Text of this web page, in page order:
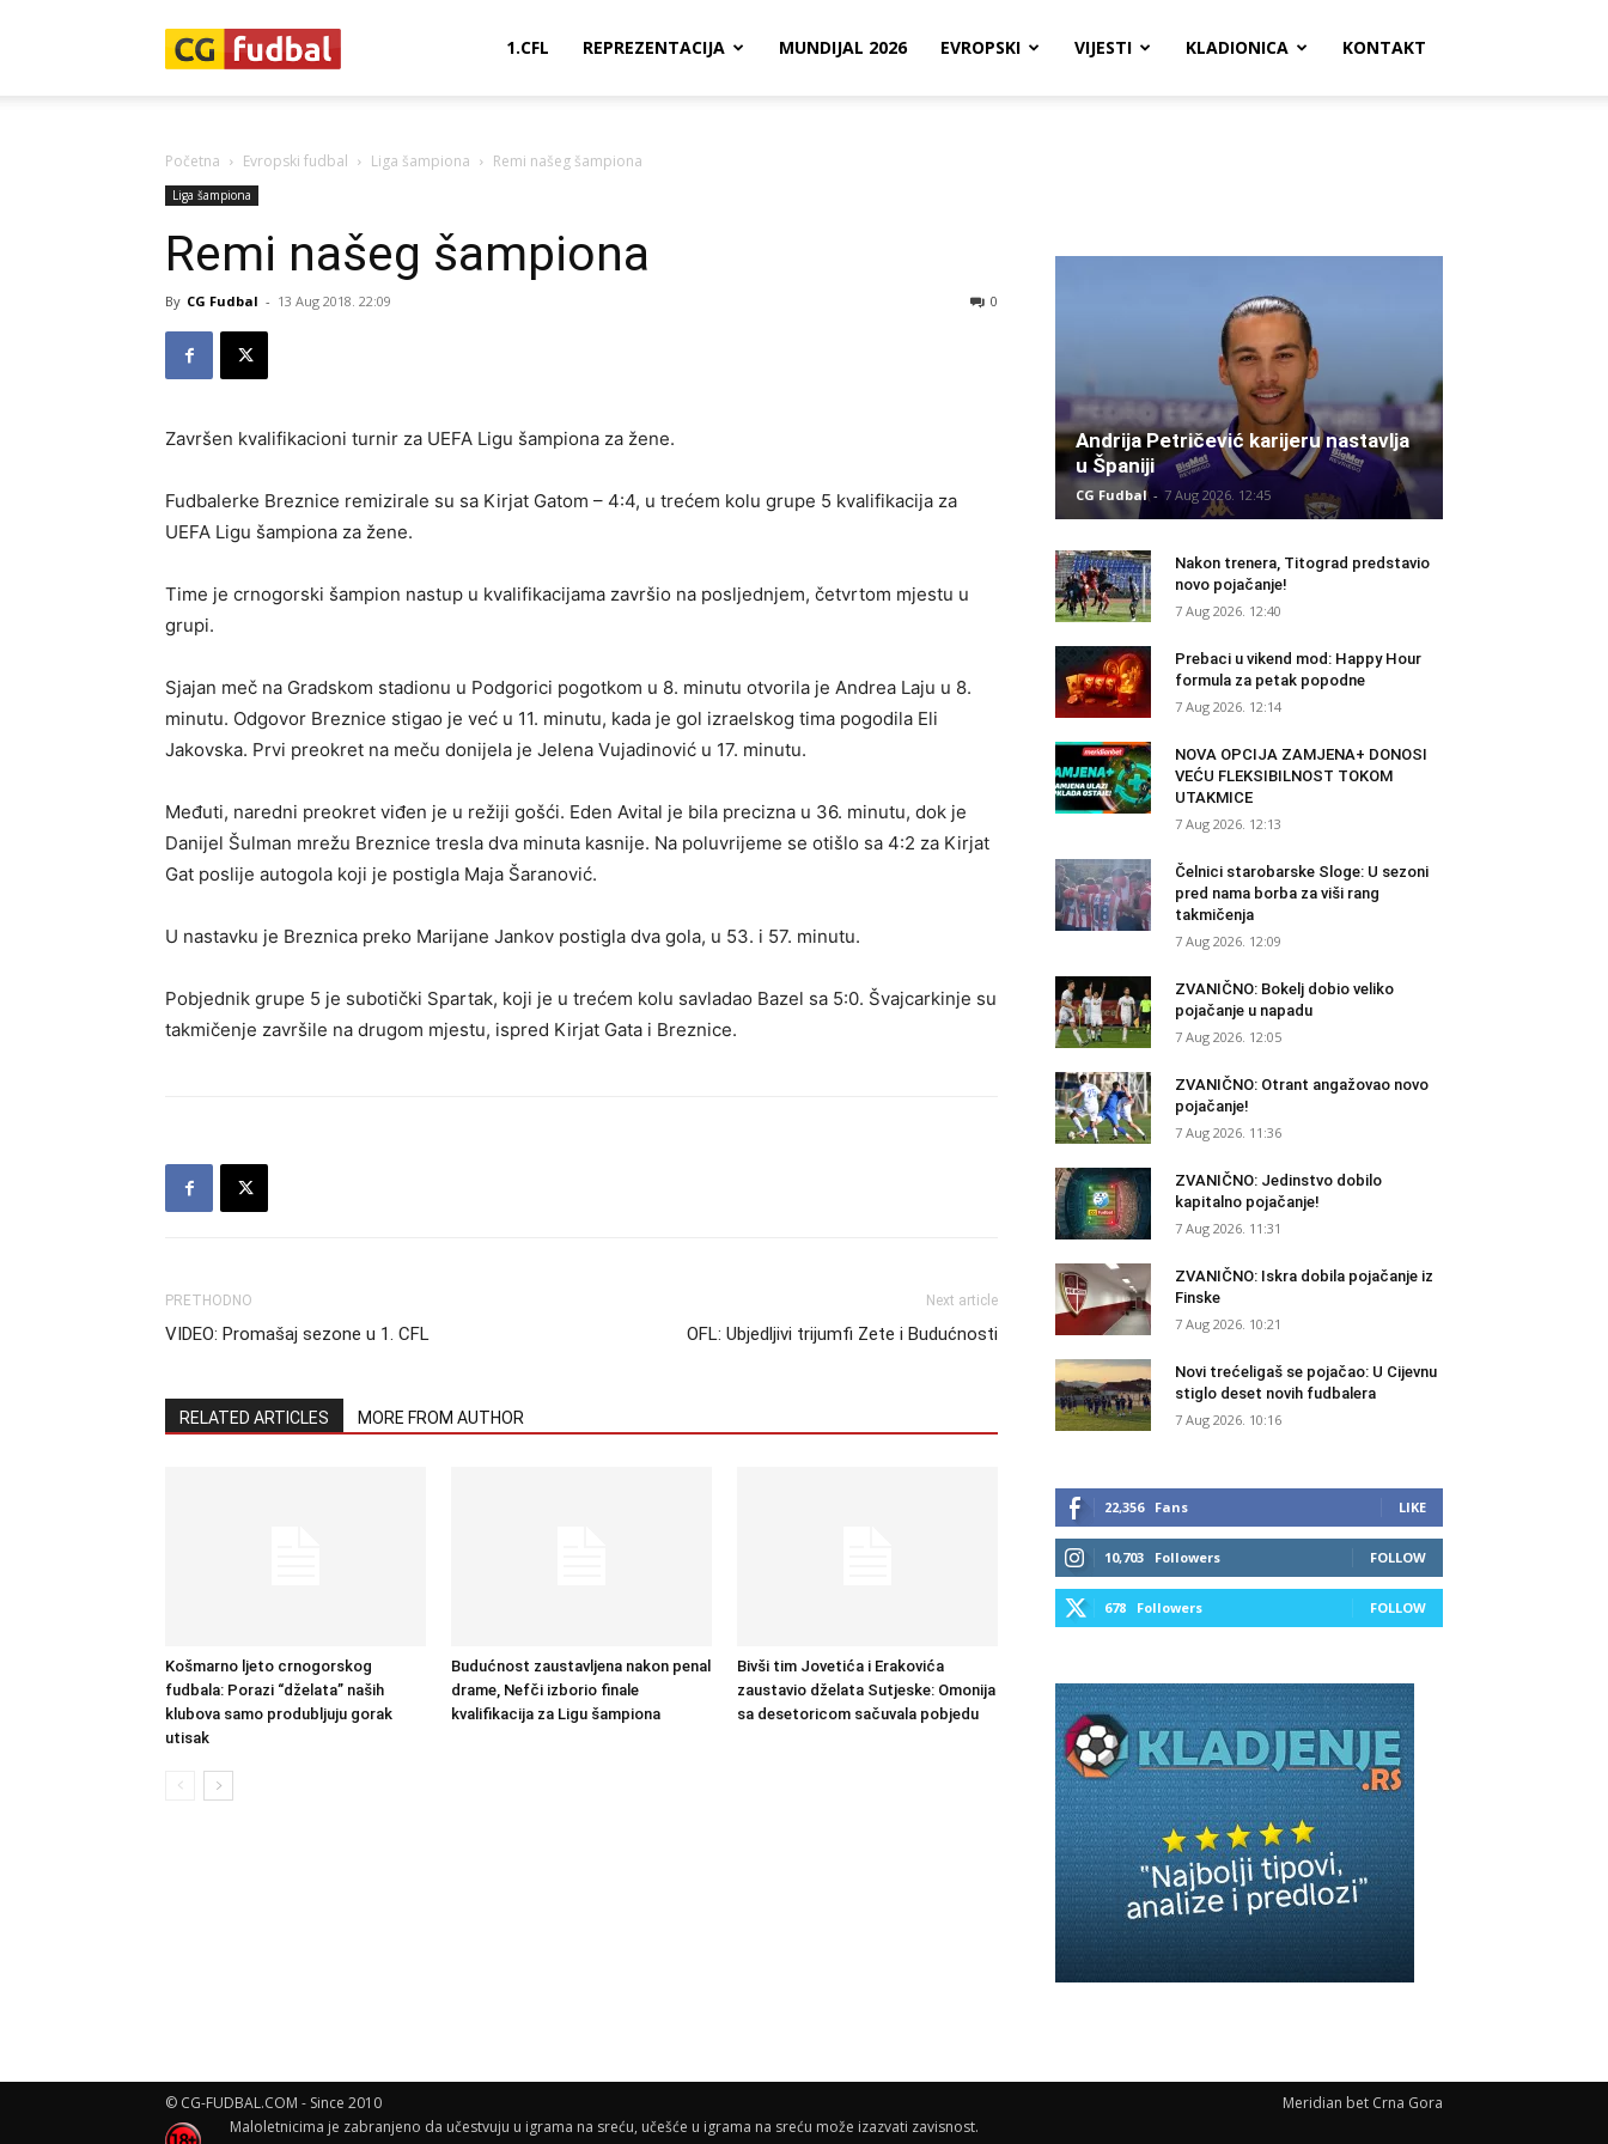
1.CFL REPREZENTACIJA MUNDIJAL 2026 EVROPSKI VIJESTI KLADIONICA KONTAKT
Početna Evropski fudbal Liga šampiona Remi našeg šampiona
Liga šampiona
Remi našeg šampiona
By CG Fudbal - 13 Aug 2018. 22:09 0
Završen kvalifikacioni turnir za UEFA Ligu šampiona za žene.
Fudbalerke Breznice remizirale su sa Kirjat Gatom – 4:4, u trećem kolu grupe 5 kvalifikacija za
UEFA Ligu šampiona za žene.
Time je crnogorski šampion nastup u kvalifikacijama završio na posljednjem, četvrtom mjestu u
grupi.
Sjajan meč na Gradskom stadionu u Podgorici pogotkom u 8. minutu otvorila je Andrea Laju u 8.
minutu. Odgovor Breznice stigao je već u 11. minutu, kada je gol izraelskog tima pogodila Eli
Jakovska. Prvi preokret na meču donijela je Jelena Vujadinović u 17. minutu.
Međuti, naredni preokret viđen je u režiji gošći. Eden Avital je bila precizna u 36. minutu, dok je
Danijel Šulman mrežu Breznice tresla dva minuta kasnije. Na poluvrijeme se otišlo sa 4:2 za Kirjat
Gat poslije autogola koji je postigla Maja Šaranović.
U nastavku je Breznica preko Marijane Jankov postigla dva gola, u 53. i 57. minutu.
Pobjednik grupe 5 je subotički Spartak, koji je u trećem kolu savladao Bazel sa 5:0. Švajcarkinje su
takmičenje završile na drugom mjestu, ispred Kirjat Gata i Breznice.
PRETHODNO
VIDEO: Promašaj sezone u 1. CFL
Next article
OFL: Ubjedljivi trijumfi Zete i Budućnosti
RELATED ARTICLES MORE FROM AUTHOR
Košmarno ljeto crnogorskog
fudbala: Porazi “dželata” naših
klubova samo produbljuju gorak
utisak
Budućnost zaustavljena nakon penal
drame, Nefči izborio finale
kvalifikacija za Ligu šampiona
Bivši tim Jovetića i Erakovića
zaustavio dželata Sutjeske: Omonija
sa desetoricom sačuvala pobjedu
Andrija Petričević karijeru nastavlja
u Španiji
CG Fudbal - 7 Aug 2026. 12:45
Nakon trenera, Titograd predstavio
novo pojačanje!
7 Aug 2026. 12:40
Prebaci u vikend mod: Happy Hour
formula za petak popodne
7 Aug 2026. 12:14
NOVA OPCIJA ZAMJENA+ DONOSI
VEĆU FLEKSIBILNOST TOKOM
UTAKMICE
7 Aug 2026. 12:13
Čelnici starobarske Sloge: U sezoni
pred nama borba za viši rang
takmičenja
7 Aug 2026. 12:09
ZVANIČNO: Bokelj dobio veliko
pojačanje u napadu
7 Aug 2026. 12:05
ZVANIČNO: Otrant angažovao novo
pojačanje!
7 Aug 2026. 11:36
ZVANIČNO: Jedinstvo dobilo
kapitalno pojačanje!
7 Aug 2026. 11:31
ZVANIČNO: Iskra dobila pojačanje iz
Finske
7 Aug 2026. 10:21
Novi trećeligaš se pojačao: U Cijevnu
stiglo deset novih fudbalera
7 Aug 2026. 10:16
22,356 Fans LIKE
10,703 Followers FOLLOW
678 Followers FOLLOW
Meridian bet Crna Gora
© CG-FUDBAL.COM - Since 2010
Maloletnicima je zabranjeno da učestvuju u igrama na sreću, učešće u igrama na sreću može izazvati zavisnost.